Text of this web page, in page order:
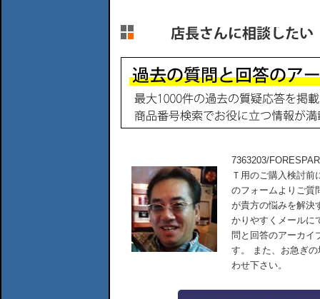
7363203/
Ｔ用のご購入検討前
のフォームよりご質
が貴方の悩みを解決
かりやすくメールに
問と回答のアーカイ
す。 また、お急ぎ
わせ下さい。